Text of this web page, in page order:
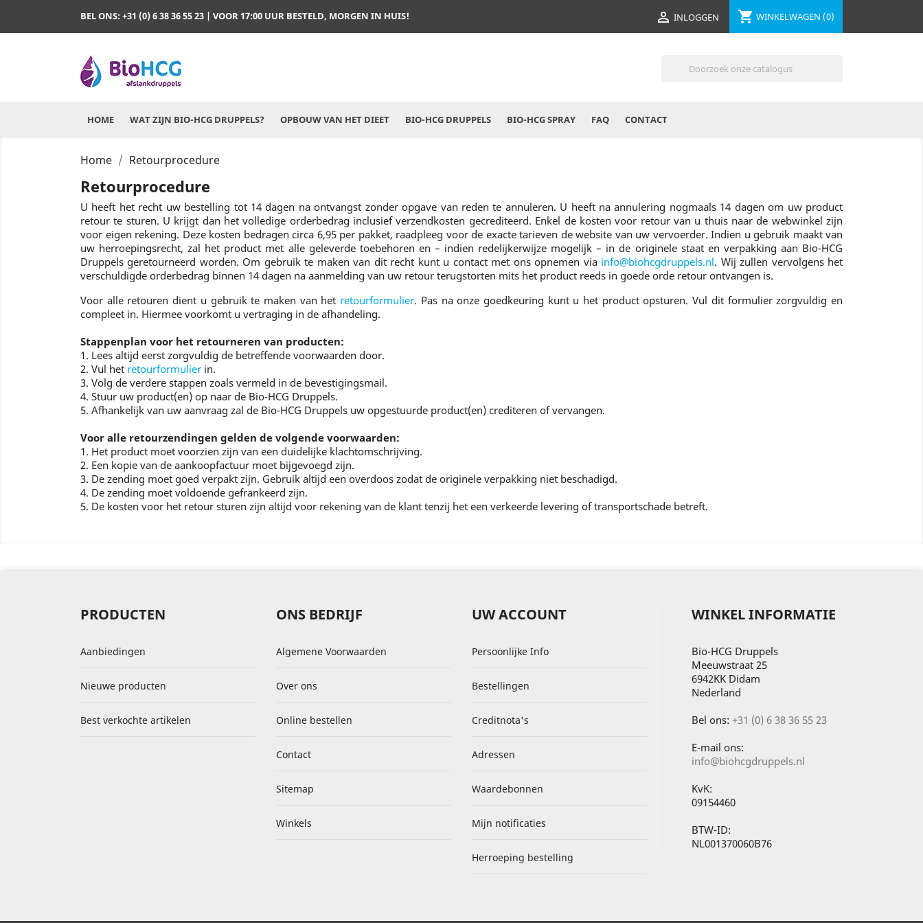
BEL ONS: +31 (0) 6 38 36 55 23 | VOOR 17:00 UUR BESTELD, MORGEN IN HUIS!  INLOGGEN shopping_cart WINKELWAGEN (0)
HOME WAT ZIJN BIO-HCG DRUPPELS? OPBOUW VAN HET DIEET BIO-HCG DRUPPELS BIO-HCG SPRAY FAQ CONTACT
Home Retourprocedure
Retourprocedure
U heeft het recht uw bestelling tot 14 dagen na ontvangst zonder opgave van reden te annuleren. U heeft na annulering nogmaals 14 dagen om uw product
retour te sturen. U krijgt dan het volledige orderbedrag inclusief verzendkosten gecrediteerd. Enkel de kosten voor retour van u thuis naar de webwinkel zijn
voor eigen rekening. Deze kosten bedragen circa 6,95 per pakket, raadpleeg voor de exacte tarieven de website van uw vervoerder. Indien u gebruik maakt van
uw herroepingsrecht, zal het product met alle geleverde toebehoren en – indien redelijkerwijze mogelijk – in de originele staat en verpakking aan Bio-HCG
Druppels geretourneerd worden. Om gebruik te maken van dit recht kunt u contact met ons opnemen via info@biohcgdruppels.nl. Wij zullen vervolgens het
verschuldigde orderbedrag binnen 14 dagen na aanmelding van uw retour terugstorten mits het product reeds in goede orde retour ontvangen is.
Voor alle retouren dient u gebruik te maken van het retourformulier. Pas na onze goedkeuring kunt u het product opsturen. Vul dit formulier zorgvuldig en
compleet in. Hiermee voorkomt u vertraging in de afhandeling.
Stappenplan voor het retourneren van producten:
1. Lees altijd eerst zorgvuldig de betreffende voorwaarden door.
2. Vul het retourformulier in.
3. Volg de verdere stappen zoals vermeld in de bevestigingsmail.
4. Stuur uw product(en) op naar de Bio-HCG Druppels.
5. Afhankelijk van uw aanvraag zal de Bio-HCG Druppels uw opgestuurde product(en) crediteren of vervangen.
Voor alle retourzendingen gelden de volgende voorwaarden:
1. Het product moet voorzien zijn van een duidelijke klachtomschrijving.
2. Een kopie van de aankoopfactuur moet bijgevoegd zijn.
3. De zending moet goed verpakt zijn. Gebruik altijd een overdoos zodat de originele verpakking niet beschadigd.
4. De zending moet voldoende gefrankeerd zijn.
5. De kosten voor het retour sturen zijn altijd voor rekening van de klant tenzij het een verkeerde levering of transportschade betreft.
PRODUCTEN
Aanbiedingen
Nieuwe producten
Best verkochte artikelen
ONS BEDRIJF
Algemene Voorwaarden
Over ons
Online bestellen
Contact
Sitemap
Winkels
UW ACCOUNT
Persoonlijke Info
Bestellingen
Creditnota's
Adressen
Waardebonnen
Mijn notificaties
Herroeping bestelling
WINKEL INFORMATIE
Bio-HCG Druppels
Meeuwstraat 25
6942KK Didam
Nederland
Bel ons: +31 (0) 6 38 36 55 23
E-mail ons:
info@biohcgdruppels.nl
KvK:
09154460
BTW-ID:
NL001370060B76